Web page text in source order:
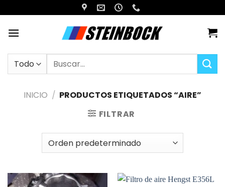
al
contenido
Buscar
INICIO / PRODUCTOS ETIQUETADOS “AIRE”
FILTRAR